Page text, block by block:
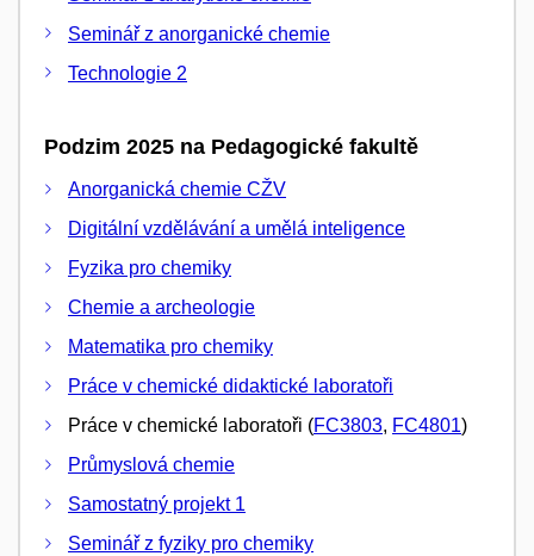
Seminář z anorganické chemie
Technologie 2
Podzim 2025 na Pedagogické fakultě
Anorganická chemie CŽV
Digitální vzdělávání a umělá inteligence
Fyzika pro chemiky
Chemie a archeologie
Matematika pro chemiky
Práce v chemické didaktické laboratoři
Práce v chemické laboratoři (FC3803, FC4801)
Průmyslová chemie
Samostatný projekt 1
Seminář z fyziky pro chemiky